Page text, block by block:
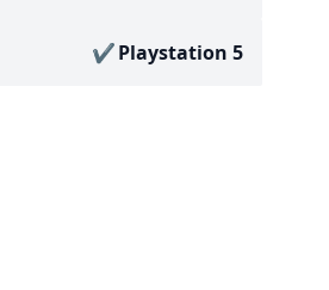
Playstation 5